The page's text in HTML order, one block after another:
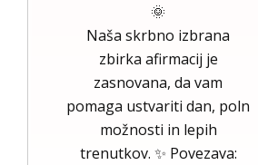
🌞
Naša skrbno izbrana
zbirka afirmacij je
zasnovana, da vam
pomaga ustvariti dan, poln
možnosti in lepih
trenutkov. ✨ Povezava: